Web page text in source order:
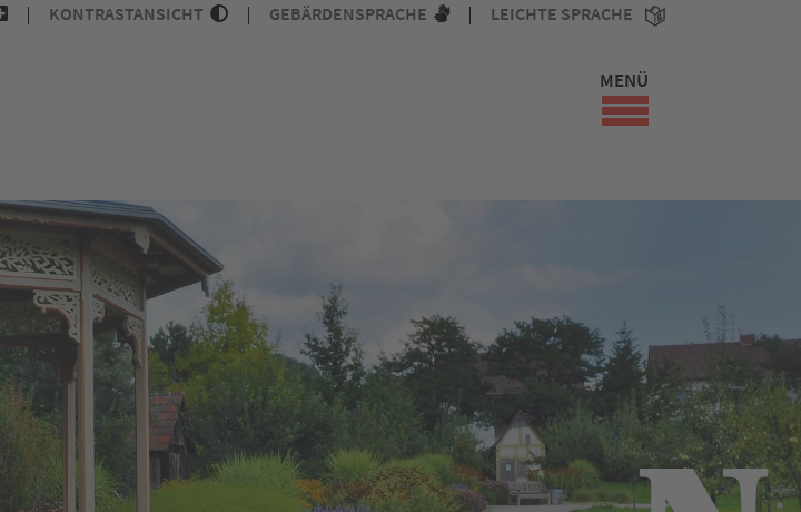
KONTRASTANSICHT GEBÄRDENSPRACHE LEICHTE SPRACHE
MENÜ